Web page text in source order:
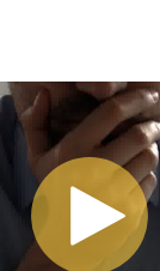
Marion
solitamente
YouTube:
user/
+saramonix/
saramonix Blog: